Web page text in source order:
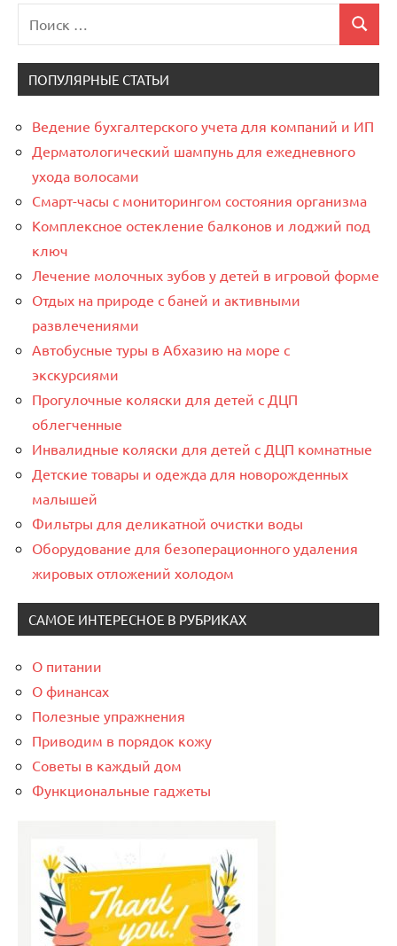
для:
Поиск
ПОПУЛЯРНЫЕ СТАТЬИ
Ведение бухгалтерского учета для компаний и ИП
Дерматологический шампунь для ежедневного
ухода волосами
Смарт-часы с мониторингом состояния организма
Комплексное остекление балконов и лоджий под
ключ
Лечение молочных зубов у детей в игровой форме
Отдых на природе с баней и активными
развлечениями
Автобусные туры в Абхазию на море с
экскурсиями
Прогулочные коляски для детей с ДЦП
облегченные
Инвалидные коляски для детей с ДЦП комнатные
Детские товары и одежда для новорожденных
малышей
Фильтры для деликатной очистки воды
Оборудование для безоперационного удаления
жировых отложений холодом
САМОЕ ИНТЕРЕСНОЕ В РУБРИКАХ
О питании
О финансах
Полезные упражнения
Приводим в порядок кожу
Советы в каждый дом
Функциональные гаджеты